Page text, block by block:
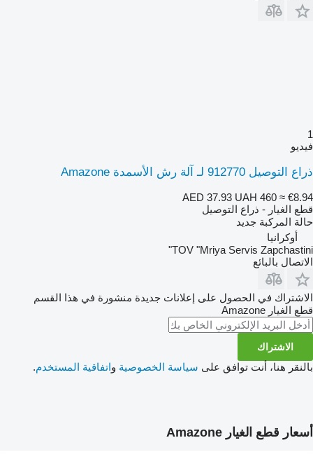
1
فيديو
ذراع التوصيل 912770 لـ آلة رش الأسمدة Amazone
AED 37.93 UAH 460 ≈ €8.94
قطع الغيار - ذراع التوصيل
حالة المركبة جديد
أوكرانيا
TOV "Mriya Servis Zapchastini"
الاتصال بالبائع
الاشتراك في الحصول على إعلانات جديدة منشورة في هذا القسم
قطع الغيار Amazone
الاشتراك
بالنقر هنا، أنت توافق على سياسة الخصوصية واتفاقية المستخدم.
أسعار قطع الغيار Amazone